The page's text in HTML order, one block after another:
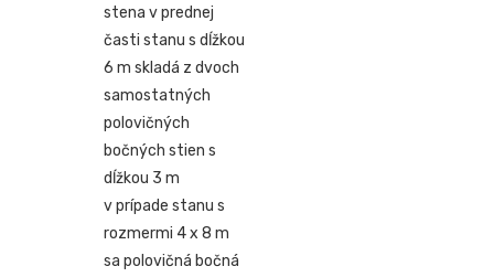
stena v prednej
časti stanu s dĺžkou
6 m skladá z dvoch
samostatných
polovičných
bočných stien s
dĺžkou 3 m
v prípade stanu s
rozmermi 4 x 8 m
sa polovičná bočná